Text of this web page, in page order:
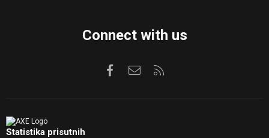
Connect with us
FacebookKontaktirajte nas
Statistika prisutnih